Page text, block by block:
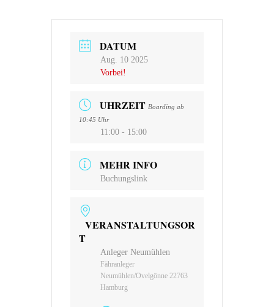
DATUM
Aug. 10 2025
Vorbei!
UHRZEIT Boarding ab
10:45 Uhr
11:00 - 15:00
MEHR INFO
Buchungslink
VERANSTALTUNGSOR
T
Anleger Neumühlen
Fähranleger
Neumühlen/Ovelgönne 22763
Hamburg